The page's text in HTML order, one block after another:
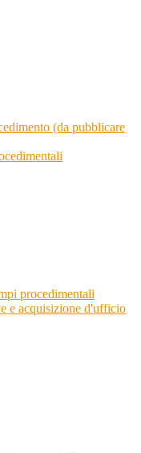
(da pubblicare
procedimentali
e acquisizione d'ufficio